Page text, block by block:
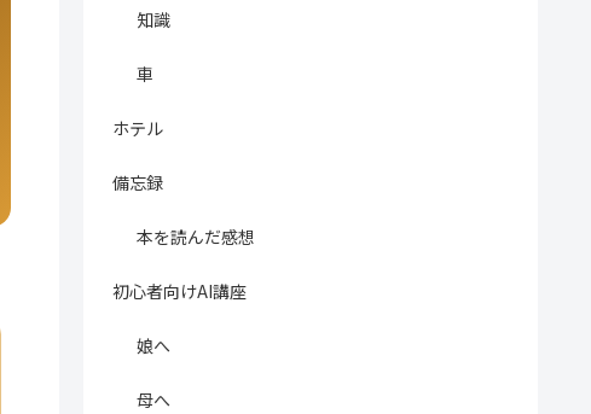
知識
車
ホテル
備忘録
本を読んだ感想
初心者向けAI講座
娘へ
母へ